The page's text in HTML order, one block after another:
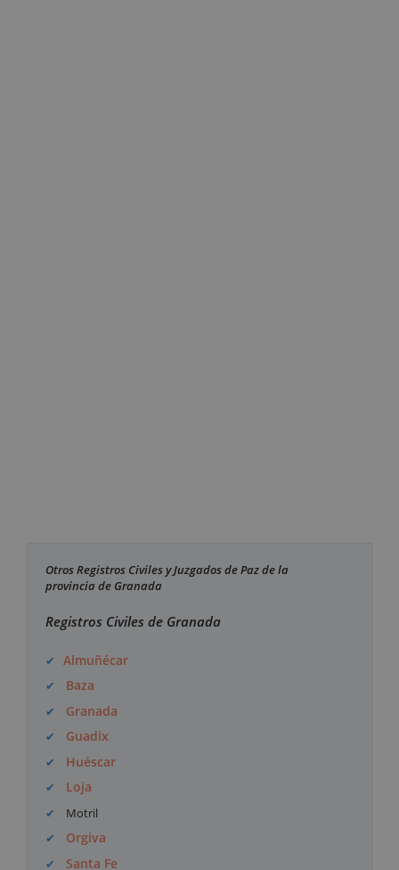
Otros Registros Civiles y Juzgados de Paz de la
provincia de Granada
Registros Civiles de Granada
Almuñécar
Baza
Granada
Guadix
Huéscar
Loja
Motril
Orgiva
Santa Fe